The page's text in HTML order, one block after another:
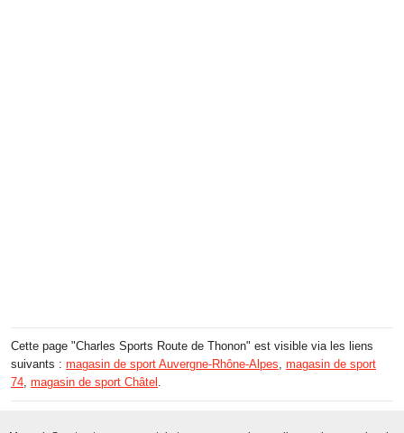
Cette page "Charles Sports Route de Thonon" est visible via les liens
suivants : magasin de sport Auvergne-Rhône-Alpes, magasin de sport
74, magasin de sport Châtel .